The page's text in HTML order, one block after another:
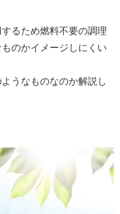
るため燃料不要の調理
のかイメージしにくい
うなものなのか解説し